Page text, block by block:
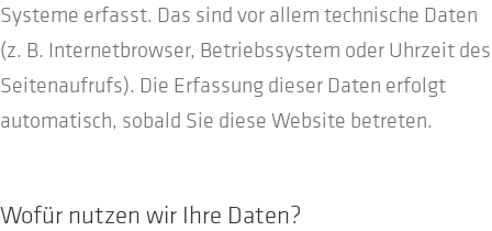
Systeme erfasst. Das sind vor allem technische Daten
(z. B. Internetbrowser, Betriebssystem oder Uhrzeit des
Seitenaufrufs). Die Erfassung dieser Daten erfolgt
automatisch, sobald Sie diese Website betreten.
Wofür nutzen wir Ihre Daten?